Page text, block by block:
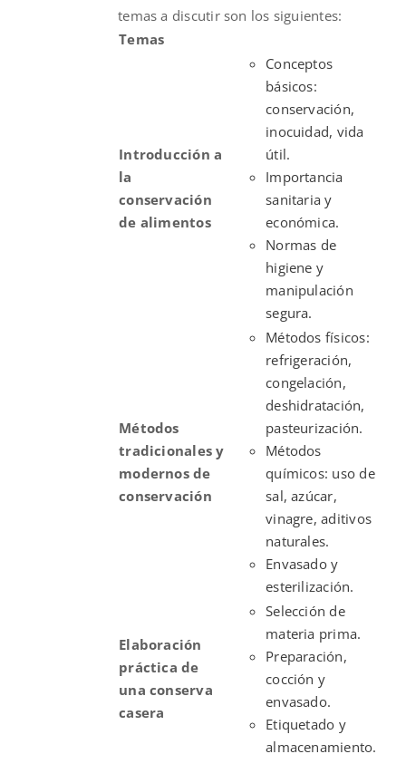
temas a discutir son los siguientes:
Temas
Introducción a
la
conservación
de alimentos
Conceptos
básicos:
conservación,
inocuidad, vida
útil.
Importancia
sanitaria y
económica.
Normas de
higiene y
manipulación
segura.
Métodos
tradicionales y
modernos de
conservación
Métodos físicos:
refrigeración,
congelación,
deshidratación,
pasteurización.
Métodos
químicos: uso de
sal, azúcar,
vinagre, aditivos
naturales.
Envasado y
esterilización.
Elaboración
práctica de
una conserva
casera
Selección de
materia prima.
Preparación,
cocción y
envasado.
Etiquetado y
almacenamiento.